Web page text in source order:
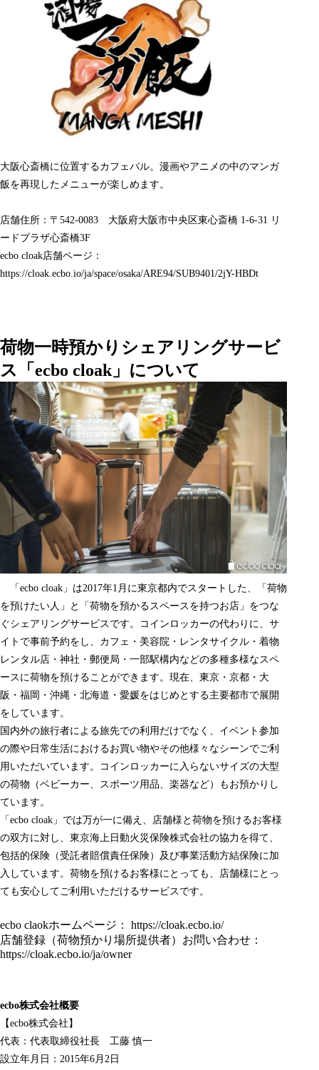
大阪心斎橋に位置するカフェバル。漫画やアニメの中のマンガ
飯を再現したメニューが楽しめます。
店舗住所：〒542-0083 大阪府大阪市中央区東心斎橋 1-6-31 リ
ードプラザ心斎橋3F
ecbo cloak店舗ページ：
https://cloak.ecbo.io/ja/space/osaka/ARE94/SUB9401/2jY-HBDt
荷物一時預かりシェアリングサービ
ス「ecbo cloak」について
「 ecbo cloak 」は2017年1月に東京都内でスタートした、「荷物
を預けたい人」と「荷物を預かるスペースを持つお店」をつな
ぐシェアリングサービスです。コインロッカーの代わりに、サ
イトで事前予約をし、カフェ・美容院・レンタサイクル・着物
レンタル店・神社・郵便局・一部駅構内などの多種多様なスペ
ースに荷物を預けることができます。現在、東京・京都・大
阪・福岡・沖縄・北海道・愛媛をはじめとする主要都市で展開
をしています。
国内外の旅行者による旅先での利用だけでなく、イベント参加
の際や日常生活におけるお買い物やその他様々なシーンでご利
用いただいています。コインロッカーに入らないサイズの大型
の荷物（ベビーカー、スポーツ用品、楽器など）もお預かりし
ています。
「 ecbo cloak 」では万が一に備え、店舗様と荷物を預けるお客様
の双方に対し、東京海上日動火災保険株式会社の協力を得て、
包括的保険（受託者賠償責任保険）及び事業活動方結保険に加
入しています。荷物を預けるお客様にとっても、店舗様にとっ
ても安心してご利用いただけるサービスです。
ecbo claokホームページ： https://cloak.ecbo.io/
店舗登録（荷物預かり場所提供者）お問い合わせ：
https://cloak.ecbo.io/ja/owner
ecbo株式会社概要
【ecbo株式会社 】
代表：代表取締役社長 工藤 慎一
設立年月日：2015年6月2日